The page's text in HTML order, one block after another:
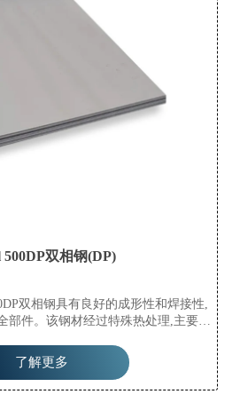
500DP双相钢(DP)
双相钢具有良好的成形性和焊接性,
部件。该钢材经过特殊热处理,主要产
体代表另一相。
了解更多